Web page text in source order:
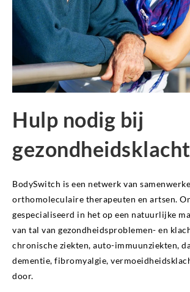
Hulp nodig bij
BodySwitch is een netwerk van
orthomoleculaire therapeuten en artsen.
gespecialiseerd in het op een natuurlijke
van tal van gezondheidsproblemen- en
chronische ziekten, auto-immuunziekten,
dementie, fibromyalgie,
door.